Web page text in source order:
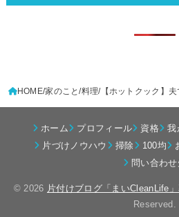
HOME 家のこと 料理 【ホットクック】
ホーム プロフィール 資格 我
片づけノウハウ
掃除 100均
問い合わ
© 2026 片付けブログ「まいCleanLife
Reserved.